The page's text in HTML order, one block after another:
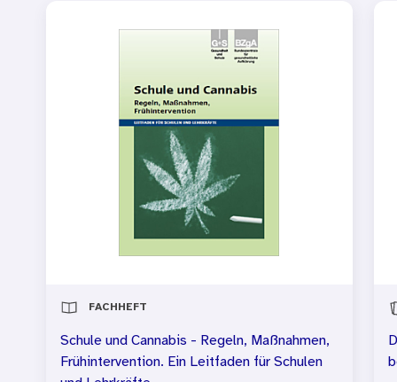
FACHHEFT
Schule und Cannabis - Regeln, Maßnahmen,
Frühintervention. Ein Leitfaden für Schulen